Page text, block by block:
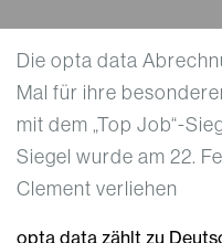
Die opta data
Mal für ihre
mit dem „Top Job“-
Siegel wurde am 22.
Clement verliehen
opta data zählt zu